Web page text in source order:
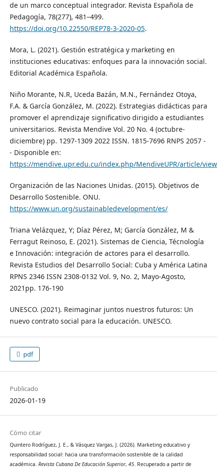
de un marco conceptual integrador. Revista Española de
Pedagogía, 78(277), 481–499.
https://doi.org/10.22550/REP78-3-2020-05.
Mora, L. (2021). Gestión estratégica y marketing en
instituciones educativas: enfoques para la innovación social.
Editorial Académica Española.
Niño Morante, N.R, Uceda Bazán, M.N., Fernández Otoya,
F.A. & García González, M. (2022). Estrategias didácticas para
promover el aprendizaje significativo dirigido a estudiantes
universitarios. Revista Mendive Vol. 20 No. 4 (octubre-
diciembre) pp. 1297-1309 2022 ISSN. 1815-7696 RNPS 2057 -
- Disponible en:
https://mendive.upr.edu.cu/index.php/MendiveUPR/article/
Organización de las Naciones Unidas. (2015). Objetivos de
Desarrollo Sostenible. ONU.
https://www.un.org/sustainabledevelopment/es/
Triana Velázquez, Y; Díaz Pérez, M; García González, M &
Ferragut Reinoso, E. (2021). Sistemas de Ciencia, Técnología
e Innovación: integración de actores para el desarrollo.
Revista Estudios del Desarrollo Social: Cuba y América Latina
RPNS 2346 ISSN 2308-0132 Vol. 9, No. 2, Mayo-Agosto,
2021pp. 176-190
UNESCO. (2021). Reimaginar juntos nuestros futuros: Un
nuevo contrato social para la educación. UNESCO.
pdf
Publicado
2026-01-19
Cómo citar
Quintero Rodríguez, J. E., & Vásquez Vargas, J. (2026). Marketing educativo y
responsabilidad social: hacia una transformación sostenible de la calidad
académica. Revista Cubana De Educación Superior, 45. Recuperado a partir de